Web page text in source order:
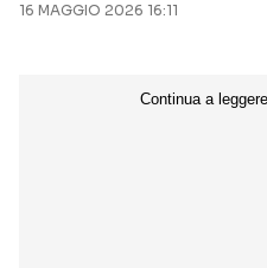
16 MAGGIO 2026 16:11